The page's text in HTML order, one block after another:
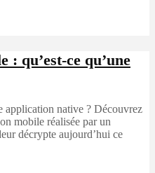
: qu’est-ce qu’une
application native ? Découvrez
mobile réalisée par un
décrypte aujourd’hui ce